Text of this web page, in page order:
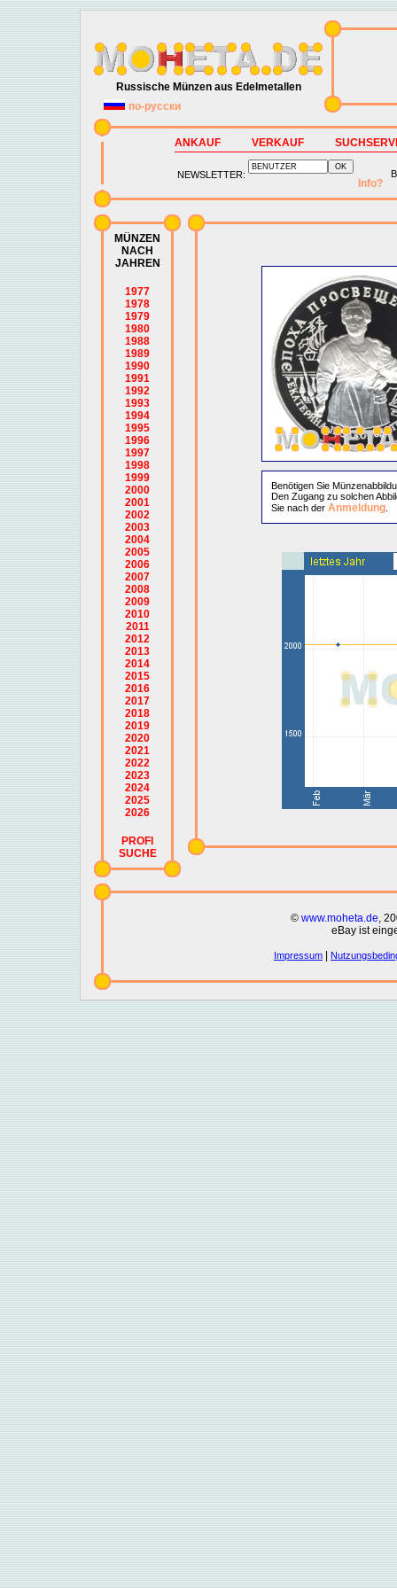
Russische Münzen aus Edelmetallen
по-русски
ANKAUF VERKAUF
NEWSLETTER:
Info?
MÜNZEN
NACH
JAHREN
1977
1978
1979
1980
1988
1989
1990
1991
1992
1993
1994
1995
1996
1997
1998
1999
2000
2001
2002
2003
2004
2005
2006
2007
2008
2009
2010
2011
2012
2013
2014
2015
2016
2017
2018
2019
2020
2021
2022
2023
2024
2025
2026
PROFI
SUCHE
Benötigen Sie
Den Zugang zu solchen
Sie nach der Anmeldung.
© www.moheta.de,
eBay ist
Impressum